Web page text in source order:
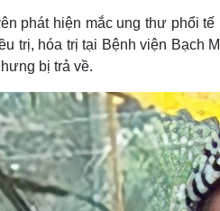
Việt Nam
Phân tích
món ngon
Đời sống
Nhà đẹp
Blog
Tình yêu - Gia đình
phát hiện mắc ung thư phổi
trị, hóa trị tại Bệnh viện Bạch
bị trả về.